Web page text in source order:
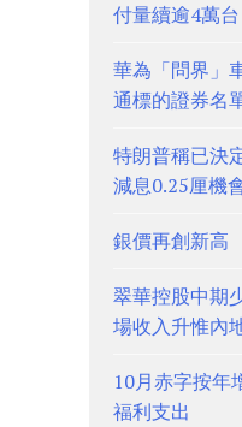
付量續逾4萬
華為「問界」
通標的證券名
特朗普稱已決
減息0.25厘機
銀價再創新
翠華控股中
場收入升惟內
10月赤字按年
福利支出